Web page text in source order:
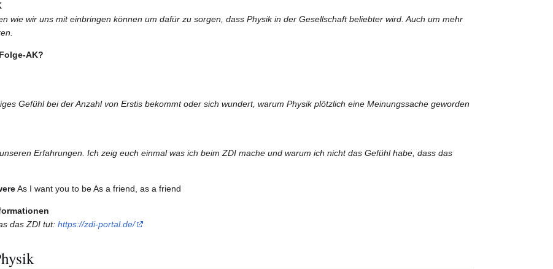
wie wir uns mit einbringen können um dafür zu sorgen, dass Physik in der Gesellschaft beliebter wird. Auch um mehr
AK?
Gefühl bei der Anzahl von Erstis bekommt oder sich wundert, warum Physik plötzlich eine Meinungssache geworden
Erfahrungen. Ich zeig euch einmal was ich beim ZDI mache und warum ich nicht das Gefühl habe, dass das
As I want you to be As a friend, as a friend
das ZDI tut: https://zdi-portal.de/